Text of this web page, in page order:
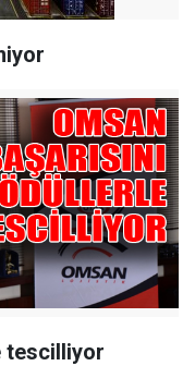
tescilliyor